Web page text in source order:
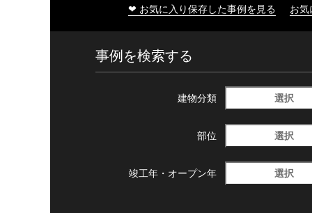
❤ お気に入り保存した事例を見る お
事例を検索する
建物分類 選択
部位 選択
竣工年・ オープン年 選択